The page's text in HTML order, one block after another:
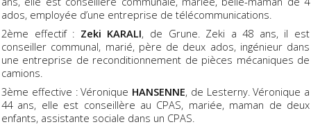
ados, employée d’une entreprise de télécommunications.
2ème effectif : Zeki KARALI, de Grune. Zeki a 48 ans, il est
conseiller communal, marié, père de deux ados, ingénieur dans
une entreprise de reconditionnement de pièces mécaniques de
camions.
3ème effective : Véronique HANSENNE, de Lesterny. Véronique a
44 ans, elle est conseillère au CPAS, mariée, maman de deux
enfants, assistante sociale dans un CPAS.